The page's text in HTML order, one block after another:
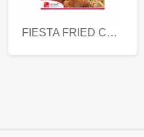
FIESTA FRIED CHICKEN 500 GR